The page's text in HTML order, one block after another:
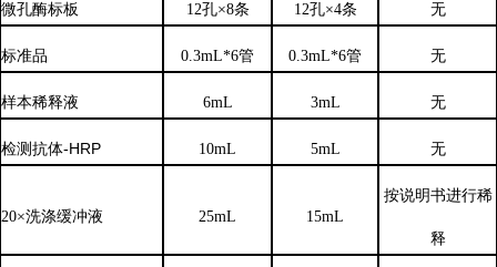
微孔酶标板 12孔×8条 12孔×4条 无
标准品 0.3mL*6管 0.3mL*6管 无
样本稀释液 6mL 3mL 无
检测抗体-HRP 10mL 5mL 无
20×洗涤缓冲液 25mL 15mL
按说明书进行稀
释